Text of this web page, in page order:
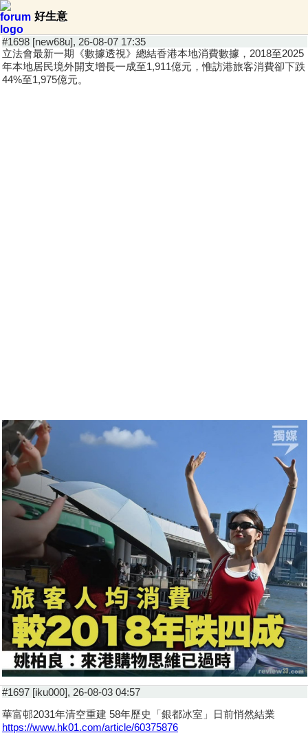
好生意
#1698 [new68u], 26-08-07 17:35
立法會最新一期《數據透視》總結香港本地消費數據，2018至2025
年本地居民境外開支增長一成至1,911億元，惟訪港旅客消費卻下跌
44%至1,975億元。
#1697 [iku000], 26-08-03 04:57
華富邨2031年清空重建 58年歷史「銀都冰室」日前悄然結業
https://www.hk01.com/article/60375876